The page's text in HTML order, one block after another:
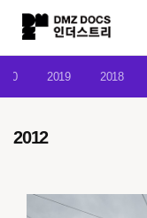
2019 2018
2012